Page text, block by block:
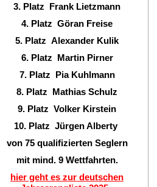
3. Platz Frank Lietzmann
4. Platz Göran Freise
5. Platz Alexander Kulik
6. Platz Martin Pirner
7. Platz Pia Kuhlmann
8. Platz Mathias Schulz
9. Platz Volker Kirstein
10. Platz Jürgen Alberty
von 75 qualifizierten Seglern
mit mind. 9 Wettfahrten.
hier geht es zur deutschen